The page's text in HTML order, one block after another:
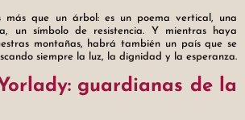
en la
olvido. Cada
loma es un
altar, y cada
palma, una
oración.
que un árbol: es un poema vertical, una
un símbolo de resistencia. Y mientras haya
montañas, habrá también un país que se
siempre la luz, la dignidad y la esperanza.
guardianas de la